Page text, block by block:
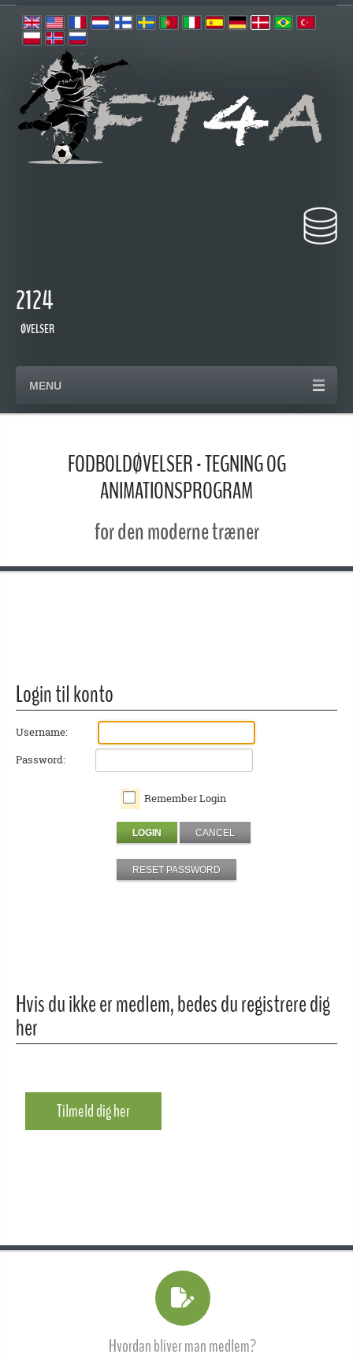
2124
ØVELSER
MENU
FODBOLDØVELSER - TEGNING OG
ANIMATIONSPROGRAM
for den moderne træner
Login til konto
Username:
Password:
Remember Login
LOGIN CANCEL
RESET PASSWORD
Hvis du ikke er medlem, bedes du registrere dig
her
Tilmeld dig her
Hvordan bliver man medlem?